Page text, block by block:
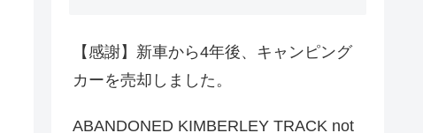
【感謝】新車から4年後、キャンピング
カーを売却しました。
ABANDONED KIMBERLEY TRACK not